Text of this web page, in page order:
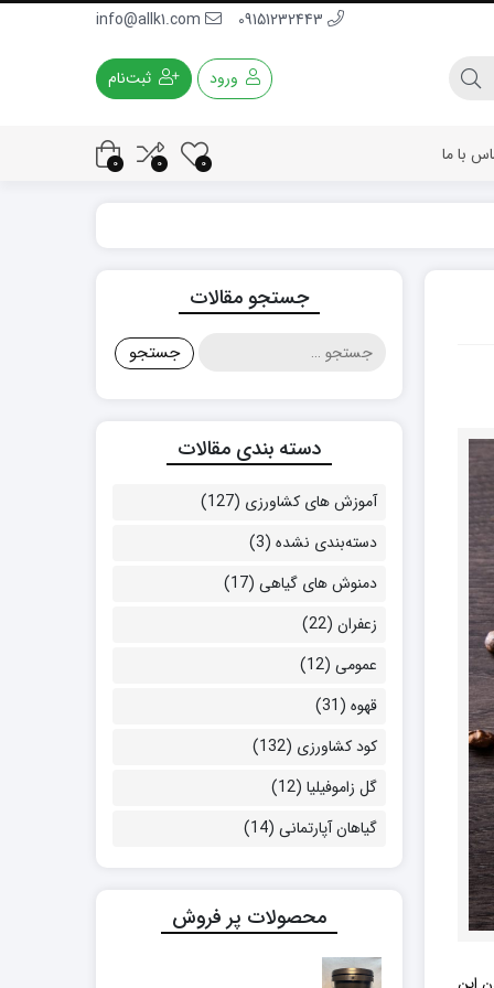
ورود ثبت‌نام
با ما 0
0
0
جستجو مقالات
جستجو
برای:
دسته بندی مقالات
آموزش های کشاورزی (127)
دسته‌بندی نشده (3)
دمنوش های گیاهی (17)
زعفران (22)
عمومی (12)
قهوه (31)
کود کشاورزی (132)
گل زاموفیلیا (12)
گیاهان آپارتمانی (14)
محصولات پر فروش